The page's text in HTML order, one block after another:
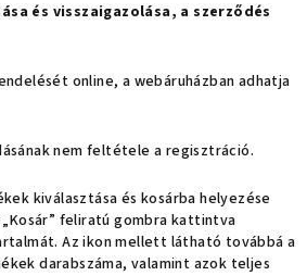
és visszaigazolása, a szerződés
online, a webáruházban adhatja
nem feltétele a regisztráció.
kiválasztása és kosárba helyezése
feliratú gombra kattintva
Az ikon mellett látható továbbá a
darabszáma, valamint azok teljes